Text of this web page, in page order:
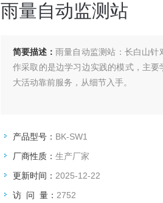
雨量自动监测站
简要描述： 雨量自动监测站：长白山针
作采取的是边学习边实践的模式，主
大活动靠前服务，从细节入手。
产品型号： BK-SW1
厂商性质： 生产厂家
更新时间： 2025-12-22
访 问 量： 2752